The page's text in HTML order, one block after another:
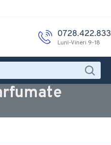
0728.422.833
Luni-Vineri 9-18